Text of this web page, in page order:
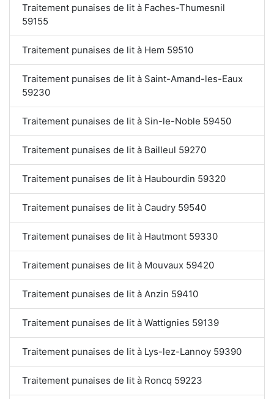
Traitement punaises de lit à Faches-Thumesnil
59155
Traitement punaises de lit à Hem 59510
Traitement punaises de lit à Saint-Amand-les-Eaux
59230
Traitement punaises de lit à Sin-le-Noble 59450
Traitement punaises de lit à Bailleul 59270
Traitement punaises de lit à Haubourdin 59320
Traitement punaises de lit à Caudry 59540
Traitement punaises de lit à Hautmont 59330
Traitement punaises de lit à Mouvaux 59420
Traitement punaises de lit à Anzin 59410
Traitement punaises de lit à Wattignies 59139
Traitement punaises de lit à Lys-lez-Lannoy 59390
Traitement punaises de lit à Roncq 59223